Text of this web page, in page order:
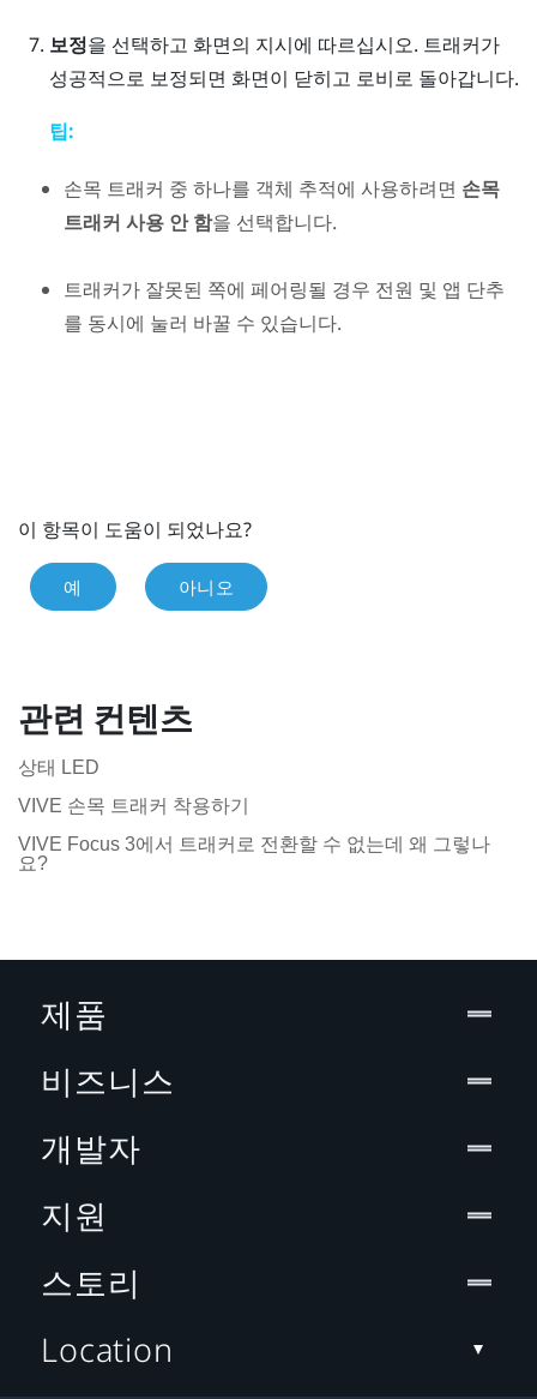
보정을 선택하고 화면의 지시에 따르십시오. 트래커가
성공적으로 보정되면 화면이 닫히고 로비로 돌아갑니다.
팁:
손목 트래커 중 하나를 객체 추적에 사용하려면 손목
트래커 사용 안 함을 선택합니다.
트래커가 잘못된 쪽에 페어링될 경우 전원 및 앱 단추
를 동시에 눌러 바꿀 수 있습니다.
이 항목이 도움이 되었나요?
예 아니오
관련 컨텐츠
상태 LED
VIVE 손목 트래커 착용하기
VIVE Focus 3에서 트래커로 전환할 수 없는데 왜 그렇나
요?
제품
비즈니스
개발자
지원
스토리
Location